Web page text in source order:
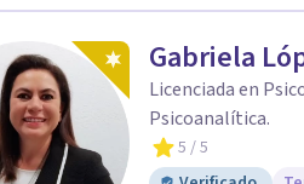
Gabriela
Licenciada en
Psicoanalítica.
5 / 5